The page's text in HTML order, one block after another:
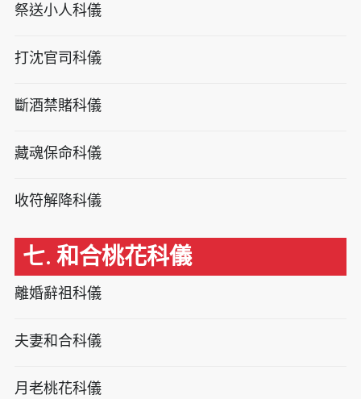
祭送小人科儀
打沈官司科儀
斷酒禁賭科儀
藏魂保命科儀
收符解降科儀
七. 和合桃花科儀
離婚辭祖科儀
夫妻和合科儀
月老桃花科儀